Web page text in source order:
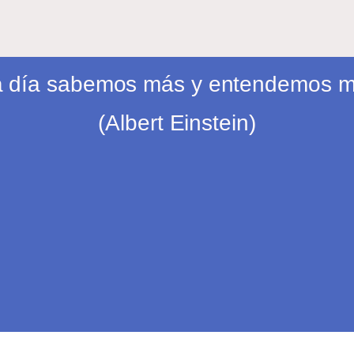
día sabemos más y entendemos
(Albert Einstein)